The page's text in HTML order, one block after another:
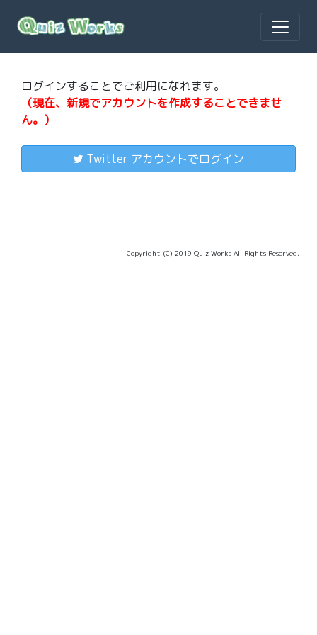
ログインすることでご利用になれます。
（現在、新規でアカウントを作成することできませ
ん。）
Twitter アカウントでログイン
Copyright (C) 2019 Quiz Works All Rights Reserved.